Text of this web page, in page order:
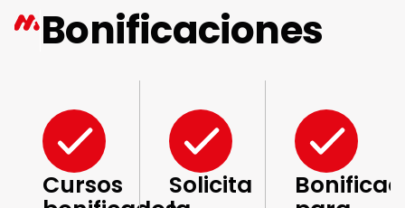
Bonificaciones
Cursos Solicita